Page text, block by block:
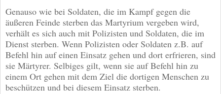
Genauso wie bei Soldaten, die im Kampf gegen die
äußeren Feinde sterben das Martyrium vergeben wird,
verhält es sich auch mit Polizisten und Soldaten, die im
Dienst sterben. Wenn Polizisten oder Soldaten z.B. auf
Befehl hin auf einen Einsatz gehen und dort erfrieren, sind
sie Märtyrer. Selbiges gilt, wenn sie auf Befehl hin zu
einem Ort gehen mit dem Ziel die dortigen Menschen zu
beschützen und bei diesem Einsatz sterben.